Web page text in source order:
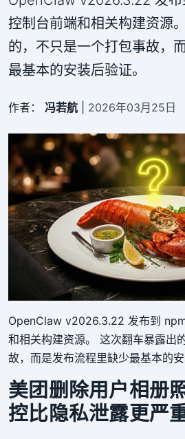
控制台前端和相关构建资源
的，不只是一个打包事故，
最基本的安装后验证。
作者： 冯若航 2026年03月25日
OpenClaw v2026.3.22 发布到
和相关构建资源。 这次翻车暴露出
故，而是发布流程里缺少最基本的
美团删除用户相册
控比隐私泄露更严